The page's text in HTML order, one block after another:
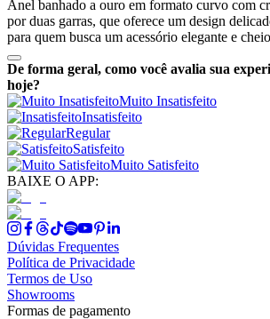
Anel banhado a ouro em formato curvo com
por duas garras, que oferece um design
para quem busca um acessório elegante e
De forma geral, como você avalia sua
hoje?
Muito Insatisfeito
Insatisfeito
Regular
Satisfeito
Muito Satisfeito
BAIXE O APP:
Dúvidas Frequentes
Política de Privacidade
Termos de Uso
Showrooms
Formas de pagamento